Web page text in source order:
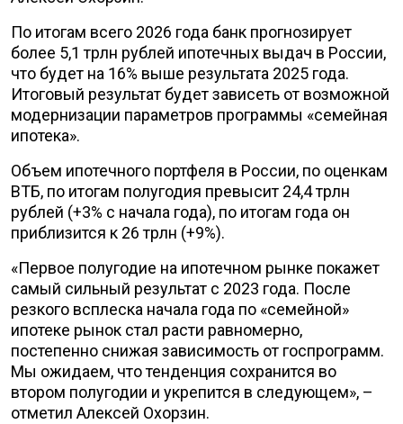
По итогам всего 2026 года банк прогнозирует
более 5,1 трлн рублей ипотечных выдач в России,
что будет на 16% выше результата 2025 года.
Итоговый результат будет зависеть от возможной
модернизации параметров программы «семейная
ипотека».
Объем ипотечного портфеля в России, по оценкам
ВТБ, по итогам полугодия превысит 24,4 трлн
рублей (+3% с начала года), по итогам года он
приблизится к 26 трлн (+9%).
«Первое полугодие на ипотечном рынке покажет
самый сильный результат с 2023 года. После
резкого всплеска начала года по «семейной»
ипотеке рынок стал расти равномерно,
постепенно снижая зависимость от госпрограмм.
Мы ожидаем, что тенденция сохранится во
втором полугодии и укрепится в следующем», –
отметил Алексей Охорзин.